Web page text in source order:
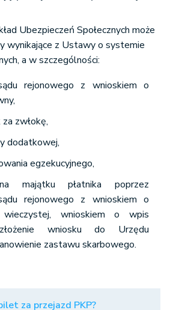
Ubezpieczeń Społecznych może
wynikające z Ustawy o systemie
a w szczególności:
rejonowego z wnioskiem o
zwłokę,
dodatkowej,
egzekucyjnego,
majątku płatnika poprzez
rejonowego z wnioskiem o
wieczystej, wnioskiem o wpis
wniosku do Urzędu
zastawu skarbowego.
za przejazd PKP?